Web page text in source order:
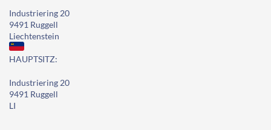
Industriering 20
9491 Ruggell
Liechtenstein
HAUPTSITZ:
Industriering 20
9491 Ruggell
LI